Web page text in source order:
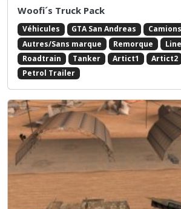
Woofi´s Truck Pack
Véhicules GTA San Andreas
Camions
Autres/Sans marque
Remorque
Roadtrain
Tanker Artict1 Artict2
Petrol Trailer